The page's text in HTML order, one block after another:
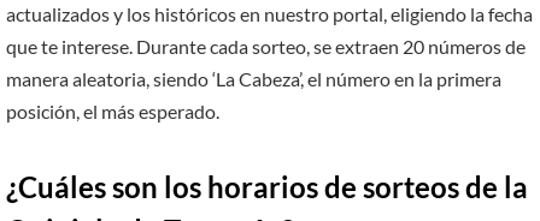
actualizados y los históricos en nuestro portal, eligiendo la fecha
que te interese. Durante cada sorteo, se extraen 20 números de
manera aleatoria, siendo ‘La Cabeza’, el número en la primera
posición, el más esperado.
¿Cuáles son los horarios de sorteos de la